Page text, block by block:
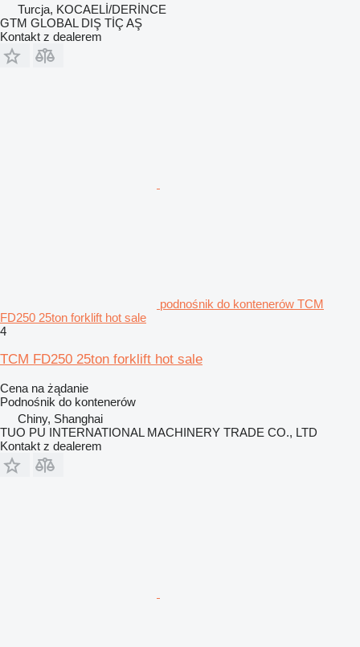
Turcja, KOCAELİ/DERİNCE
GTM GLOBAL DIŞ TİÇ AŞ
Kontakt z dealerem
podnośnik do kontenerów TCM
FD250 25ton forklift hot sale
4
TCM FD250 25ton forklift hot sale
Cena na żądanie
Podnośnik do kontenerów
Chiny, Shanghai
TUO PU INTERNATIONAL MACHINERY TRADE CO., LTD
Kontakt z dealerem